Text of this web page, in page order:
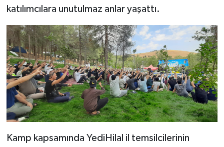
katılımcılara unutulmaz anlar yaşattı.
Kamp kapsamında YediHilal il temsilcilerinin